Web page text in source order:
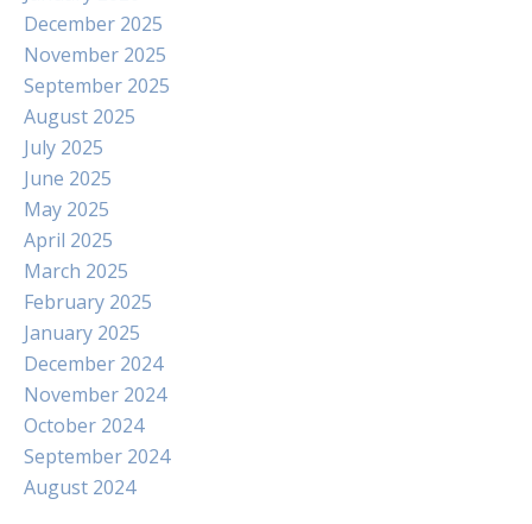
December 2025
November 2025
September 2025
August 2025
July 2025
June 2025
May 2025
April 2025
March 2025
February 2025
January 2025
December 2024
November 2024
October 2024
September 2024
August 2024